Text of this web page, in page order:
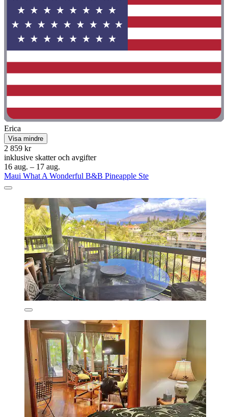
Erica
Visa mindre
2 859 kr
inklusive skatter och avgifter
16 aug. – 17 aug.
Maui What A Wonderful B&B Pineapple Ste